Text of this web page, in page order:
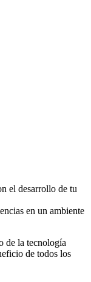
el desarrollo de tu
en un ambiente
de la tecnología
de todos los